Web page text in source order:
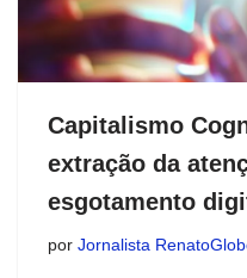
Capitalismo
extração da
esgotamento
por Jornalista